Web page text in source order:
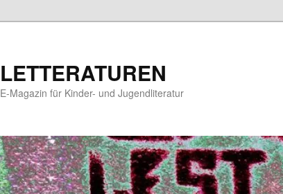
LETTERATUREN
E-Magazin für Kinder- und Jugendliteratur